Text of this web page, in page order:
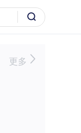
更多